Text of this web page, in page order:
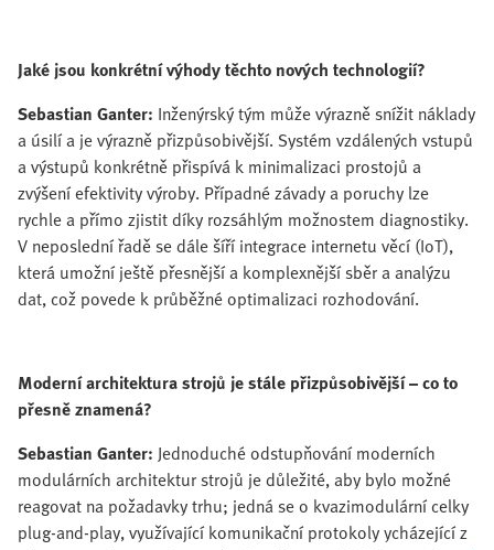
Jaké jsou konkrétní výhody těchto nových technologií?
Sebastian Ganter: Inženýrský tým může výrazně snížit náklady
a úsilí a je výrazně přizpůsobivější. Systém vzdálených vstupů
a výstupů konkrétně přispívá k minimalizaci prostojů a
zvýšení efektivity výroby. Případné závady a poruchy lze
rychle a přímo zjistit díky rozsáhlým možnostem diagnostiky.
V neposlední řadě se dále šíří integrace internetu věcí (IoT),
která umožní ještě přesnější a komplexnější sběr a analýzu
dat, což povede k průběžné optimalizaci rozhodování.
Moderní architektura strojů je stále přizpůsobivější – co to
přesně znamená?
Sebastian Ganter: Jednoduché odstupňování moderních
modulárních architektur strojů je důležité, aby bylo možné
reagovat na požadavky trhu; jedná se o kvazimodulární celky
plug-and-play, využívající komunikační protokoly ycházející z